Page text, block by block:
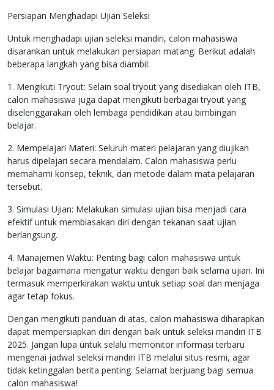
Persiapan Menghadapi Ujian Seleksi
Untuk menghadapi ujian seleksi mandiri, calon mahasiswa
disarankan untuk melakukan persiapan matang. Berikut adalah
beberapa langkah yang bisa diambil:
1. Mengikuti Tryout: Selain soal tryout yang disediakan oleh ITB,
calon mahasiswa juga dapat mengikuti berbagai tryout yang
diselenggarakan oleh lembaga pendidikan atau bimbingan
belajar.
2. Mempelajari Materi: Seluruh materi pelajaran yang diujikan
harus dipelajari secara mendalam. Calon mahasiswa perlu
memahami konsep, teknik, dan metode dalam mata pelajaran
tersebut.
3. Simulasi Ujian: Melakukan simulasi ujian bisa menjadi cara
efektif untuk membiasakan diri dengan tekanan saat ujian
berlangsung.
4. Manajemen Waktu: Penting bagi calon mahasiswa untuk
belajar bagaimana mengatur waktu dengan baik selama ujian. Ini
termasuk memperkirakan waktu untuk setiap soal dan menjaga
agar tetap fokus.
Dengan mengikuti panduan di atas, calon mahasiswa diharapkan
dapat mempersiapkan diri dengan baik untuk seleksi mandiri ITB
2025. Jangan lupa untuk selalu memonitor informasi terbaru
mengenai jadwal seleksi mandiri ITB melalui situs resmi, agar
tidak ketinggalan berita penting. Selamat berjuang bagi semua
calon mahasiswa!